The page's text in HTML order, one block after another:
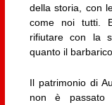
della storia, con
come noi tutti.
rifiutare con la
quanto il
Il patrimonio di
non è passato